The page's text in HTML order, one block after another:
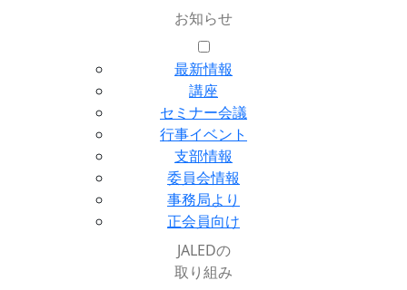
お知らせ
最新情報
講座
セミナー会議
行事イベント
支部情報
委員会情報
事務局より
正会員向け
JALEDの
取り組み